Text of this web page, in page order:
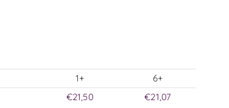
1+
6+
€21,50 €21,07